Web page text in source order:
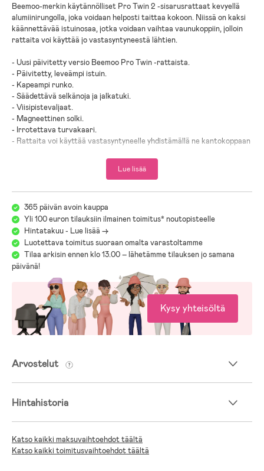
Beemoo-merkin käytännölliset Pro Twin 2 -sisarusrattaat kevyellä
alumiinirungolla, joka voidaan helposti taittaa kokoon. Niissä on kaksi
käännettävää istuinosaa, jotka voidaan vaihtaa vaunukoppiin, jolloin
rattaita voi käyttää jo vastasyntyneestä lähtien.
- Uusi päivitetty versio Beemoo Pro Twin -rattaista.
- Päivitetty, leveämpi istuin.
- Kapeampi runko.
- Säädettävä selkänoja ja jalkatuki.
- Viisipistevaljaat.
- Magneettinen solki.
- Irrotettava turvakaari.
- Rattaita voi käyttää vastasyntyneelle yhdistämällä ne kantokoppaan
- Pakkaukseen sisältyy: 1 vaunukoppa.
- Turvakaukalo ja turvakaukalon adapterit myydään erikseen.
- Säädettävä työntöaisa ja turvakaari on päällystetty tekonahalla.
- Tilava, kannellinen tavarakori, jossa on taskut sisäpuolella.
- Ulosvedettävä kuomu, jossa on tuuletusikkuna.
- Puhkeamattomat PU-renkaat.
- Jalkajarru.
- Enimmäiskuormitus: 48 kg.
- Enimmäispaino istuinta kohti: 22 kg.
- Vaunukopan enimmäiskuormitus: 9 kg.
- Testattu ja hyväksytty eurooppalaisten standardien mukaisesti: EN
1888-1 ja EN 1888-2.
- HUOM! Yhdistettävissä vain yhteen turvakaukaloon kerrallaan, eli
lastenvaunujen ja -rattaiden valitseminen saattaa olla työlästä
Helpottaaksemme tärkeää valintaasi olemme koonneet
lastenvaunuoppaan avuksesi:
Lue lisää
365 päivän avoin kauppa
Yli 100 euron tilauksiin ilmainen toimitus* noutopisteelle
Hintatakuu - Lue lisää ->
Luotettava toimitus suoraan omalta varastoltamme
Tilaa arkisin ennen klo 13.00 – lähetämme tilauksen jo samana
päivänä!
Kysy yhteisöltä
Arvostelut
Hintahistoria
Katso kaikki maksuvaihtoehdot täältä
Katso kaikki toimitusvaihtoehdot täältä